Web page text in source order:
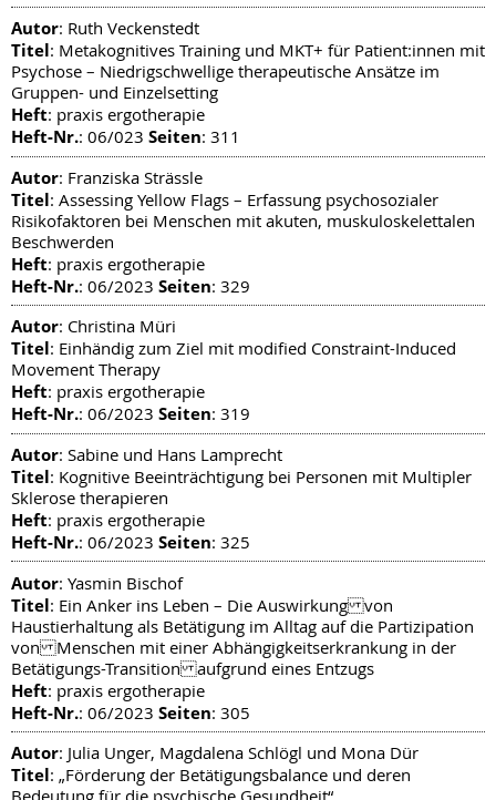
Autor: Ruth Veckenstedt
Titel: Metakognitives Training und MKT+ für Patient:innen mit
Psychose – Niedrigschwellige therapeutische Ansätze im
Gruppen- und Einzelsetting
Heft: praxis ergotherapie
Heft-Nr.: 06/023 Seiten: 311
Autor: Franziska Strässle
Titel: Assessing Yellow Flags – Erfassung psychosozialer
Risikofaktoren bei Menschen mit akuten, muskuloskelettalen
Beschwerden
Heft: praxis ergotherapie
Heft-Nr.: 06/2023 Seiten: 329
Autor: Christina Müri
Titel: Einhändig zum Ziel mit modified Constraint-Induced
Movement Therapy
Heft: praxis ergotherapie
Heft-Nr.: 06/2023 Seiten: 319
Autor: Sabine und Hans Lamprecht
Titel: Kognitive Beeinträchtigung bei Personen mit Multipler
Sklerose therapieren
Heft: praxis ergotherapie
Heft-Nr.: 06/2023 Seiten: 325
Autor: Yasmin Bischof
Titel: Ein Anker ins Leben – Die Auswirkung von
Haustierhaltung als Betätigung im Alltag auf die Partizipation
von Menschen mit einer Abhängigkeitserkrankung in der
Betätigungs-Transition aufgrund eines Entzugs
Heft: praxis ergotherapie
Heft-Nr.: 06/2023 Seiten: 305
Autor: Julia Unger, Magdalena Schlögl und Mona Dür
Titel: „Förderung der Betätigungsbalance und deren